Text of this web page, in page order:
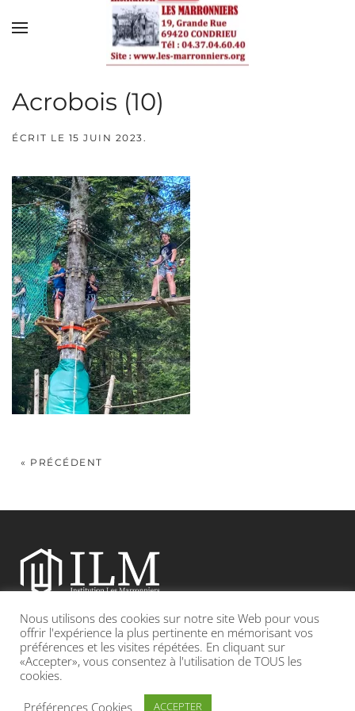
Skip to main content
Acrobois (10)
ÉCRIT LE 15 JUIN 2023.
« PRÉCÉDENT
Etablissement catholique sous contrat d’association avec l’Etat
Adresse : 19, Grande rue 69420 CONDRIEU
INFOS LÉGALES POLITIQUE DE CONFIDENTIALITÉ
Nous utilisons des cookies sur notre site Web pour vous
offrir l'expérience la plus pertinente en mémorisant vos
préférences et les visites répétées. En cliquant sur
«Accepter», vous consentez à l'utilisation de TOUS les
cookies.
Préférences Cookies
ACCEPTER